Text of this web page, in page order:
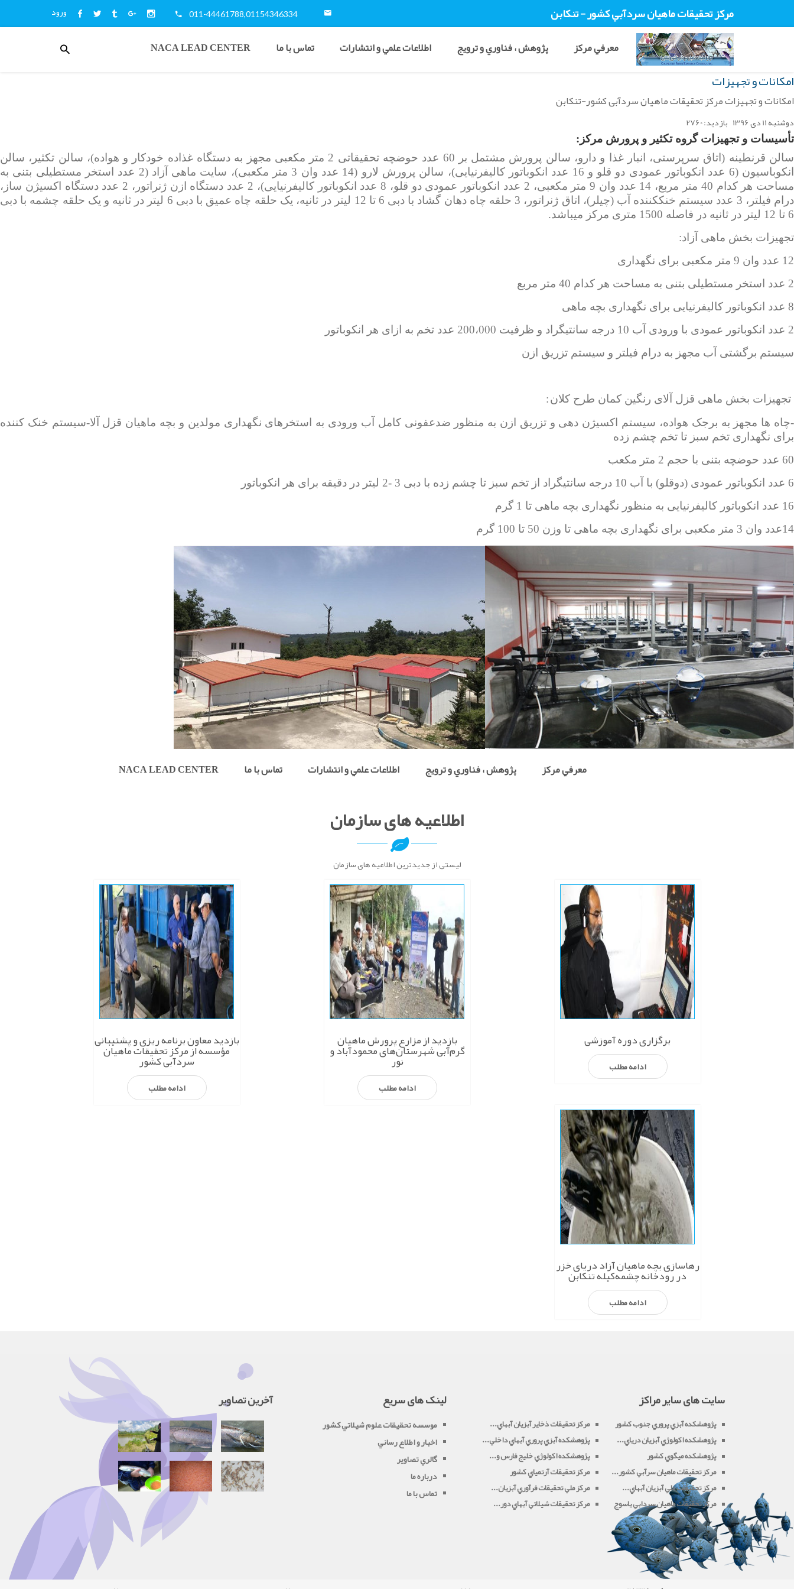
ورود 011-44461788,01154346334 مرکز تحقيقات ماهيان سردآبي کشور - تنکابن
منوی
کاربری
معرفي مرکز پژوهش ، فناوري و ترويج اطلاعات علمي و انتشارات تماس با ما NACA LEAD CENTER
امکانات و تجهيزات
امکانات و تجهیزات مرکز تحقیقات ماهیان سردآبی کشور-تنکابن
دوشنبه 11 دی 1396 بازدید: 2760
تأسیسات و تجهیزات گروه تکثیر و پرورش مرکز:
سالن قرنطینه (اتاق سرپرستی، انبار غذا و دارو، سالن پرورش مشتمل بر 60 عدد حوضچه تحقیقاتی 2 متر مکعبی مجهز به دستگاه غذاده خودکار و هواده)، سالن تکثیر، سالن
انکوباسیون (6 عدد انکوباتور عمودی دو قلو و 16 عدد انکوباتور کالیفرنیایی)، سالن پرورش لارو (14 عدد وان 3 متر مکعبی)، سایت ماهی آزاد (2 عدد استخر مستطیلی بتنی به
مساحت هر کدام 40 متر مربع، 14 عدد وان 9 متر مکعبی، 2 عدد انکوباتور عمودی دو قلو، 8 عدد انکوباتور کالیفرنیایی)، 2 عدد دستگاه ازن ژنراتور، 2 عدد دستگاه اکسیژن ساز،
درام فیلتر، 3 عدد سیستم خنک­کننده آب (چیلر)، اتاق ژنراتور، 3 حلقه چاه دهان گشاد با دبی 6 تا 12 لیتر در ثانیه، یک حلقه چاه عمیق با دبی 6 لیتر در ثانیه و یک حلقه چشمه با دبی
6 تا 12 لیتر در ثانیه در فاصله 1500 متری مرکز می­باشد.
تجهیزات بخش ماهی آزاد:
12 عدد وان 9 متر مکعبی برای نگهداری
2 عدد استخر مستطیلی بتنی به مساحت هر کدام 40 متر مربع
8 عدد انکوباتور کالیفرنیایی برای نگهداری بچه ماهی
2 عدد انکوباتور عمودی با ورودی آب 10 درجه سانتیگراد و ظرفیت 200،000 عدد تخم به ازای هر انکوباتور
سیستم برگشتی آب مجهز به درام فیلتر و سیستم تزریق ازن
تجهیزات بخش ماهی قزل آلای رنگین کمان طرح کلان:
-چاه ها مجهز به برجک هواده، سیستم اکسیژن دهی و تزریق ازن به منظور ضدعفونی کامل آب ورودی به استخرهای نگهداری مولدین و بچه ماهیان قزل آلا-سیستم خنک کننده
برای نگهداری تخم سبز تا تخم چشم زده
60 عدد حوضچه بتنی با حجم 2 متر مکعب
6 عدد انکوباتور عمودی (دوقلو) با آب 10 درجه سانتیگراد از تخم سبز تا چشم زده با دبی 3 -2 لیتر در دقیقه برای هر انکوباتور
16 عدد انکوباتور کالیفرنیایی به منظور نگهداری بچه ماهی تا 1 گرم
14عدد وان 3 متر مکعبی برای نگهداری بچه ماهی تا وزن 50 تا 100 گرم
معرفي مرکز پژوهش ، فناوري و ترويج اطلاعات علمي و انتشارات تماس با ما NACA LEAD CENTER
اطلاعیه های سازمان
لیستی از جدیدترین اطلاعیه های سازمان
برگزاری دوره آموزشی
ادامه مطلب
بازدید از مزارع پرورش ماهیان
گرم‌آبی شهرستان‌های محمودآباد و
نور
ادامه مطلب
بازدید معاون برنامه ریزی و پشتیبانی
مؤسسه از مرکز تحقیقات ماهیان
سردآبی کشور
ادامه مطلب
رهاسازی بچه ماهیان آزاد دریای خزر
در رودخانه چشمه‌کیله تنکابن
ادامه مطلب
سایت های سایر مراکز
پژوهشکده آبزي پروري جنوب کشور
مرکز تحقيقات ذخاير آبزيان آبهاي...
پژوهشکده اکولوژي آبزيان درياي...
پژوهشکده آبزي پروري آبهاي داخلي...
پژوهشکده ميگوي کشور
پژوهشکده اکولوژي خليج فارس و...
مرکز تحقيقات ماهيان سرآبي کشور...
مرکز تحقيقات آرتمياي کشور
مرکز تحقيقات ملي آبزيان آبهاي...
مرکز ملي تحقيقات فرآوري آبزيان...
مرکز تحقيقات ماهيان سردابي ياسوج
مرکز تحقيقات شيلاتي آبهاي دور...
لینک های سریع
موسسه تحقيقات علوم شيلاتي کشور
اخبار و اطلاع رساني
گالري تصاوير
درباره ما
تماس با ما
آخرین تصاویر